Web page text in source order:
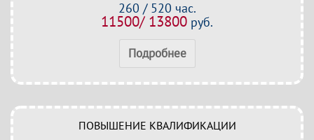
260 / 520 час.
11500/ 13800 руб.
Подробнее
ПОВЫШЕНИЕ КВАЛИФИКАЦИИ